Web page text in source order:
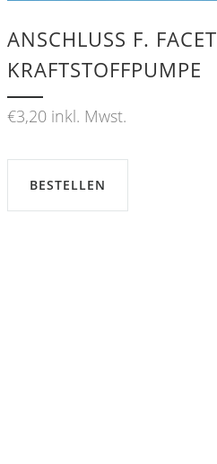
ANSCHLUSS F. FACET K
RAFTSTOFFPUMPE
€3,20 inkl. Mwst.
BESTELLEN